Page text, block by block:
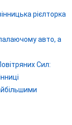
рієлторка
авто, а
Сил: